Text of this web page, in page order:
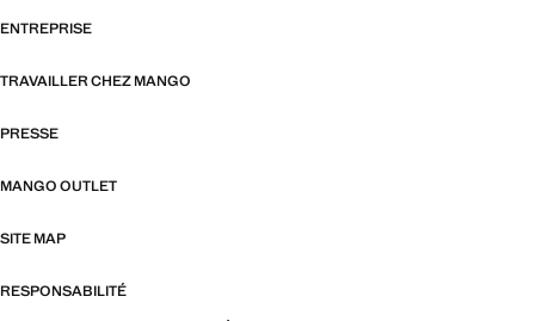
ENTREPRISE
TRAVAILLER CHEZ MANGO
PRESSE
MANGO OUTLET
SITE MAP
RESPONSABILITÉ